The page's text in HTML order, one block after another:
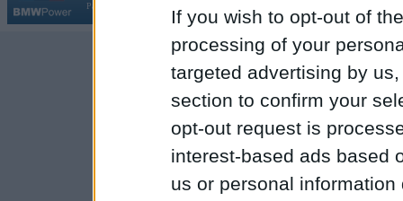
If you wish to opt-out of
processing of your
targeted advertising by
section to confirm your
opt-out request is
interest-based ads based
us or personal
Par BMWPower